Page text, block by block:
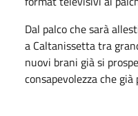
Dal palco che sarà
a Caltanissetta tra
nuovi brani già si
consapevolezza che